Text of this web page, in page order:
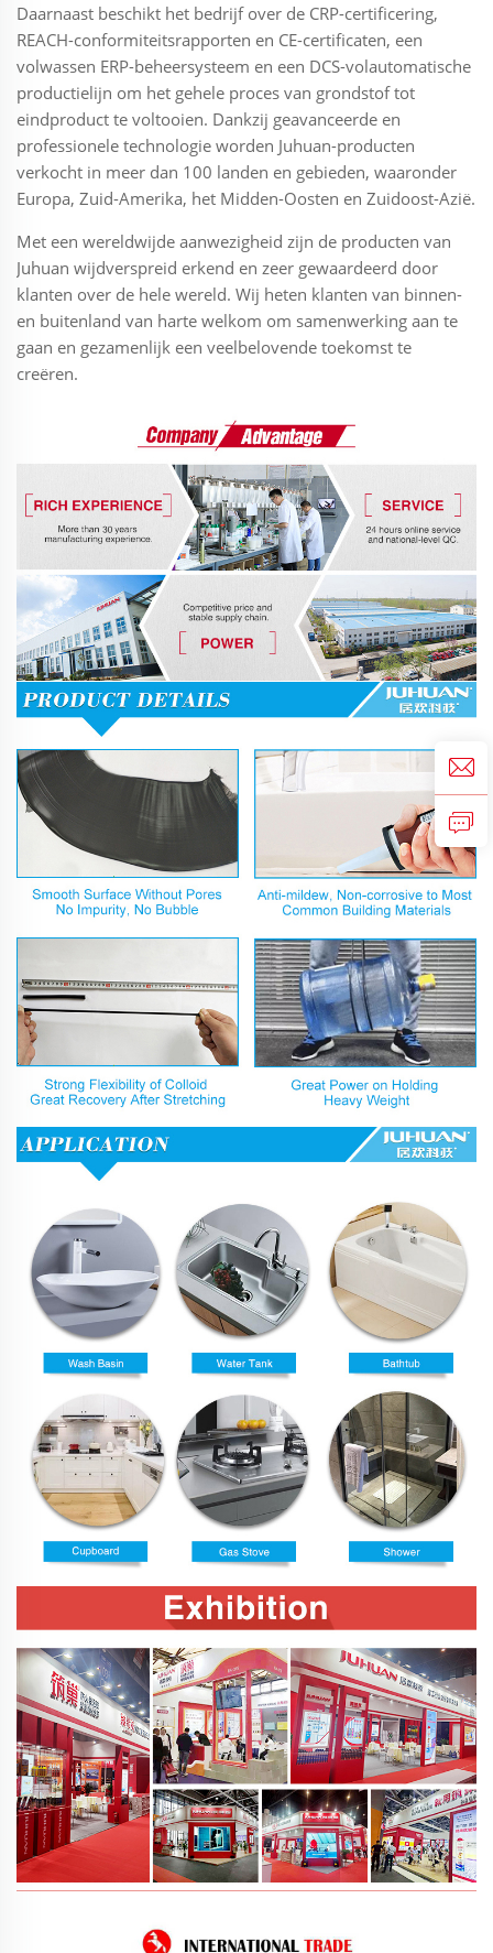
Daarnaast beschikt het bedrijf over de CRP-certificering,
REACH-conformiteitsrapporten en CE-certificaten, een
volwassen ERP-beheersysteem en een DCS-volautomatische
productielijn om het gehele proces van grondstof tot
eindproduct te voltooien. Dankzij geavanceerde en
professionele technologie worden Juhuan-producten
verkocht in meer dan 100 landen en gebieden, waaronder
Europa, Zuid-Amerika, het Midden-Oosten en Zuidoost-Azië.
Met een wereldwijde aanwezigheid zijn de producten van
Juhuan wijdverspreid erkend en zeer gewaardeerd door
klanten over de hele wereld. Wij heten klanten van binnen-
en buitenland van harte welkom om samenwerking aan te
gaan en gezamenlijk een veelbelovende toekomst te
creëren.